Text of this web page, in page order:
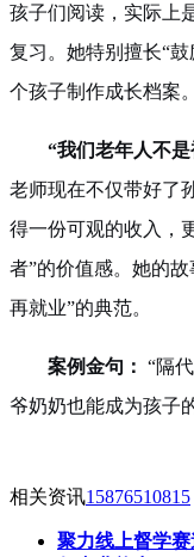
孩子们阅读，实际上
复习。她特别擅长“
个孩子制作成长档案。
“我们老年人不
老师现在不仅带好了
得一份可观的收入，
者”的价值感。她的
再就业”的典范。
案例金句： “隔
爷奶奶也能成为孩子
相关资讯15876510815
聚力线上督学